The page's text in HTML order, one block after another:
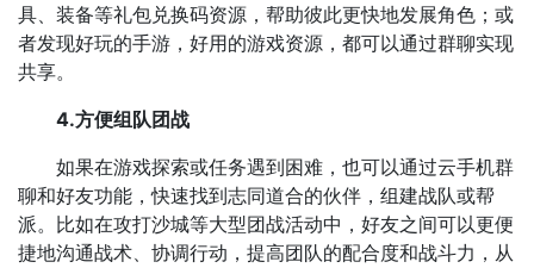
具、装备等礼包兑换码资源，帮助彼此更快地发展角色；或
者发现好玩的手游，好用的游戏资源，都可以通过群聊实现
共享。
4.方便组队团战
如果在游戏探索或任务遇到困难，也可以通过云手机群
聊和好友功能，快速找到志同道合的伙伴，组建战队或帮
派。比如在攻打沙城等大型团战活动中，好友之间可以更便
捷地沟通战术、协调行动，提高团队的配合度和战斗力，从